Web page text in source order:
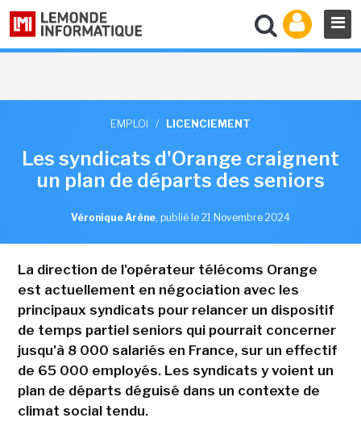
EMPLOI / LICENCIEMENT
Les syndicats d'Orange craignent
un plan de départs des seniors
Véronique Arène, publié le 21 Novembre 2024
La direction de l'opérateur télécoms Orange
est actuellement en négociation avec les
principaux syndicats pour relancer un dispositif
de temps partiel seniors qui pourrait concerner
jusqu'à 8 000 salariés en France, sur un effectif
de 65 000 employés. Les syndicats y voient un
plan de départs déguisé dans un contexte de
climat social tendu.